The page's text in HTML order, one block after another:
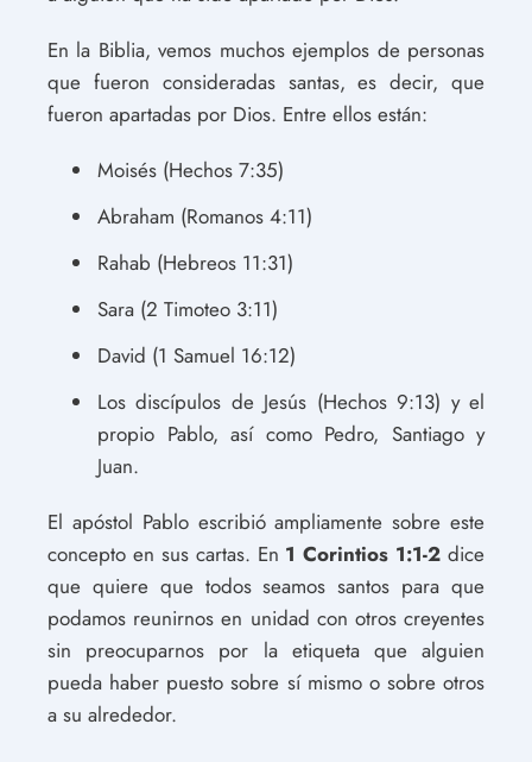
En la Biblia, vemos muchos ejemplos de personas
que fueron consideradas santas, es decir, que
fueron apartadas por Dios. Entre ellos están:
Moisés (Hechos 7:35)
Abraham (Romanos 4:11)
Rahab (Hebreos 11:31)
Sara (2 Timoteo 3:11)
David (1 Samuel 16:12)
Los discípulos de Jesús (Hechos 9:13) y el
propio Pablo, así como Pedro, Santiago y
Juan.
El apóstol Pablo escribió ampliamente sobre este
concepto en sus cartas. En 1 Corintios 1:1-2 dice
que quiere que todos seamos santos para que
podamos reunirnos en unidad con otros creyentes
sin preocuparnos por la etiqueta que alguien
pueda haber puesto sobre sí mismo o sobre otros
a su alrededor.